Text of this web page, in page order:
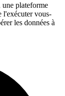
une plateforme
l'exécuter vous-
les données à